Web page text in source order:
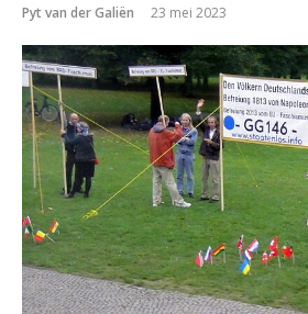
Pyt van der Galiën 23 mei 2023